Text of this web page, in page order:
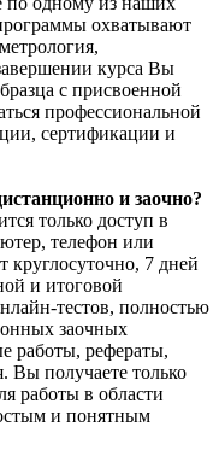
охватывают
курса Вы
с присвоенной
профессиональной
сертификации и
и заочно?
только доступ в
телефон или
круглосуточно, 7 дней
и итоговой
тестов, полностью
заочных
работы, рефераты,
Вы получаете только
работы в области
и понятным